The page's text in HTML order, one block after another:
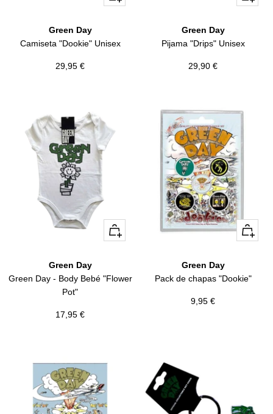
rápida
Green Day
Camiseta "Dookie" Unisex
Precio
29,95 €
rápida
Green Day
Pijama "Drips" Unisex
Precio
29,90 €
Vista
rápida
Green Day
Green Day - Body Bebé "Flower
Pot"
Precio
17,95 €
+
Añadir
Green Day
Pack de chapas "Dookie"
Precio
9,95 €